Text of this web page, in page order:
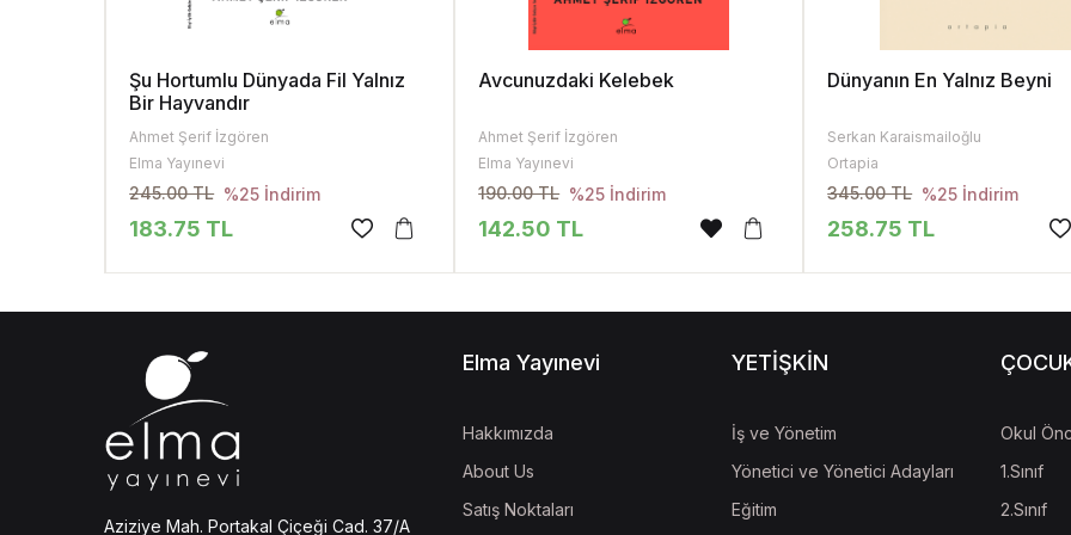
Şu Hortumlu Dünyada Fil Yalnız
Bir Hayvandır
Ahmet Şerif İzgören
Elma Yayınevi
245.00 TL %25 İndirim
183.75 TL
Avcunuzdaki Kelebek
Ahmet Şerif İzgören
Elma Yayınevi
190.00 TL %25 İndirim
142.50 TL
Dünyanın En Yalnız Beyni
Serkan Karaismailoğlu
Ortapia
345.00 TL %25 İndirim
258.75 TL
Aziziye Mah. Portakal Çiçeği Cad. 37/A
Elma Yayınevi
Hakkımızda
About Us
Satış Noktaları
YETİŞKİN
İş ve Yönetim
Yönetici ve Yönetici Adayları
Eğitim
Okul
1.Sınıf
2.Sınıf